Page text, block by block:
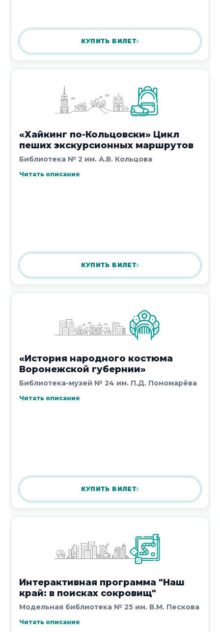
каждого.
6 декабря 2017
«Учимся делать Новогодние
подарки» (мастер-класс)
6 декабря 2017
6 декабря 2017
6 декабря 2017
Смотрим картину. Пабло Пикассо.
«Плачущая женщина»
КУПИТЬ БИЛЕТ
«Хайкинг по-Кольцовски» Цикл
пеших экскурсионных маршрутов
Библиотека № 2 им. А.В. Кольцова
Читать описание
КУПИТЬ БИЛЕТ
«История народного костюма
Воронежской губернии»
Библиотека-музей № 24 им. П.Д. Пономарёва
Читать описание
КУПИТЬ БИЛЕТ
Интерактивная программа "Наш
край: в поисках сокровищ"
Модельная библиотека № 25 им. В.М. Пескова
Читать описание